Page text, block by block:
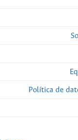
Política de